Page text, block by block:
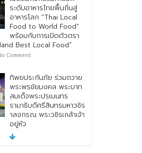
สมเด็จพระปรเมนทร
รามาธิบดีศรีสินทรมหาวชิร
าลงกรณ พระวชิรเกล้าเจ้า
อยู่หัว
No Comment
ไปรษณีย์ไทย ต่อยอด
ความร่วมมือกว่า 10 ปี สู่
พันธมิตรเชิงกลยุทธ์ ยก
ระดับบริการดิจิทัลและการ
เข้าถึงประกันภัยเพื่อ
No Comment